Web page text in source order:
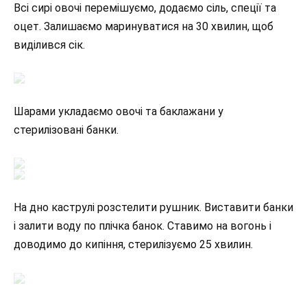
Всі сирі овочі перемішуємо, додаємо сіль, спеції та
оцет. Залишаємо маринуватися на 30 хвилин, щоб
виділився сік.
Шарами укладаємо овочі та баклажани у
стерилізовані банки.
На дно каструлі розстелити рушник. Виставити банки
і залити воду по плічка банок. Ставимо на вогонь і
доводимо до кипіння, стерилізуємо 25 хвилин.